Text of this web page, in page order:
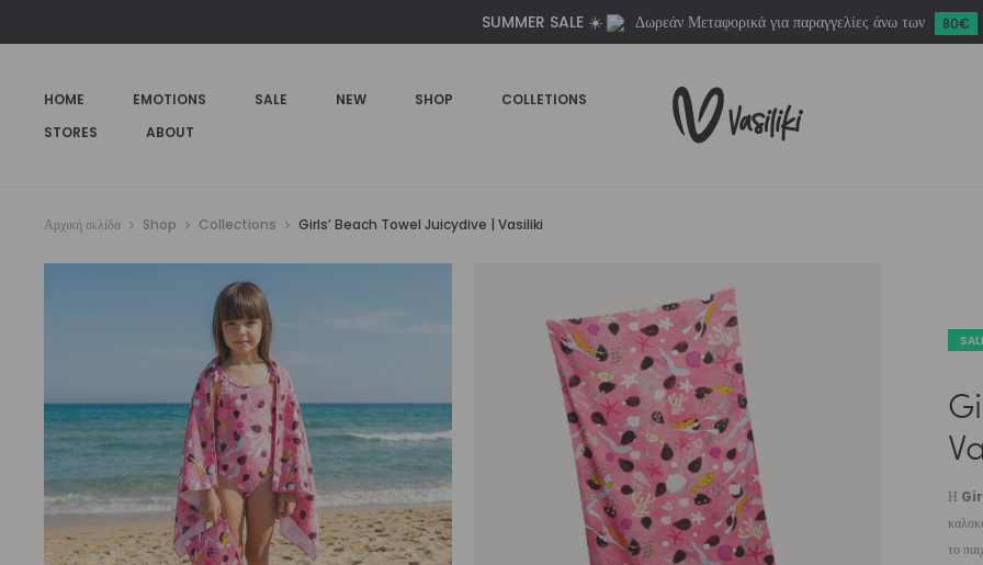
SUMMER SALE ☀️ Δωρεάν Μεταφορικά για παραγγελίες άνω των 80€
HOME EMOTIONS SALE NEW SHOP
COLLETIONS
STORES
ABOUT
Αρχική σελίδα Shop Collections Girls’ Beach Towel Juicydive | Vasiliki
Η
το
Vasiliki